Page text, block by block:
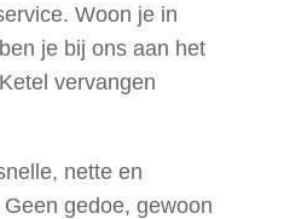
Woon je in
je bij ons aan het
vervangen
nette en
gedoe, gewoon